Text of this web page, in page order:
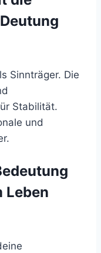
Sinnträger. Die
Stabilität.
und
Leben